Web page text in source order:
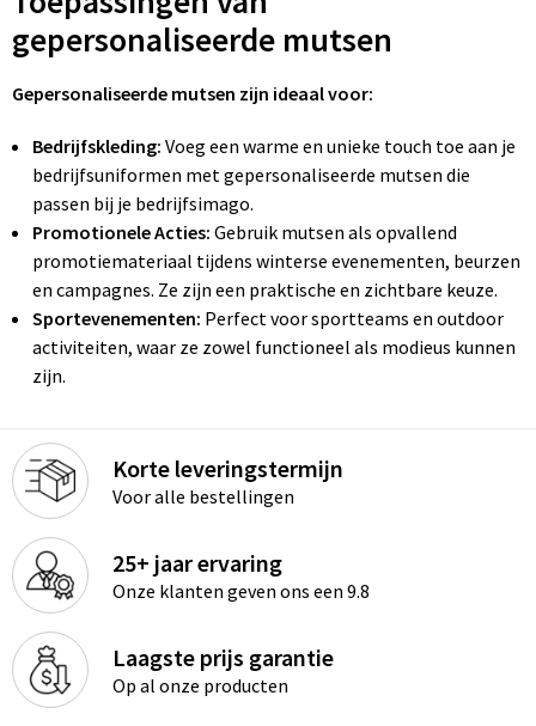
gepersonaliseerde mutsen
Gepersonaliseerde mutsen zijn ideaal voor:
Bedrijfskleding: Voeg een warme en unieke touch toe aan je
bedrijfsuniformen met gepersonaliseerde mutsen die
passen bij je bedrijfsimago.
Promotionele Acties: Gebruik mutsen als opvallend
promotiemateriaal tijdens winterse evenementen, beurzen
en campagnes. Ze zijn een praktische en zichtbare keuze.
Sportevenementen: Perfect voor sportteams en outdoor
activiteiten, waar ze zowel functioneel als modieus kunnen
zijn.
Korte leveringstermijn
Voor alle bestellingen
25+ jaar ervaring
Onze klanten geven ons een 9.8
Laagste prijs garantie
Op al onze producten